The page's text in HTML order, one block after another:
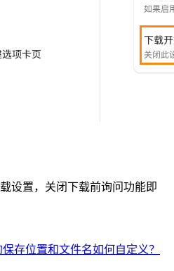
设置，关闭下载前询问功能即
存位置和文件名如何自定义？